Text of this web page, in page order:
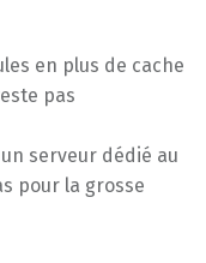
en plus de cache
pas
serveur dédié au
pour la grosse